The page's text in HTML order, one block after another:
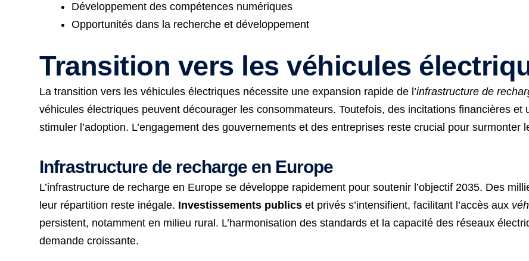
Développement des compétences numériques
Opportunités dans la recherche et développement
Transition vers les véhicules
La transition vers les véhicules électriques nécessite une expansion rapide de l’infrastructure de
véhicules électriques peuvent décourager les consommateurs. Toutefois, des incitations financières
stimuler l’adoption. L’engagement des gouvernements et des entreprises reste crucial pour surmonter
Infrastructure de recharge en Europe
L’infrastructure de recharge en Europe se développe rapidement pour soutenir l’objectif 2035. Des
leur répartition reste inégale. Investissements publics et privés s’intensifient, facilitant l’accès aux
persistent, notamment en milieu rural. L’harmonisation des standards et la capacité des réseaux
demande croissante.